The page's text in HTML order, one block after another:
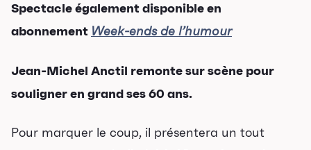
Spectacle également disponible en
abonnement Week-ends de l’humour
Jean-Michel Anctil remonte sur scène pour
souligner en grand ses 60 ans.
Pour marquer le coup, il présentera un tout